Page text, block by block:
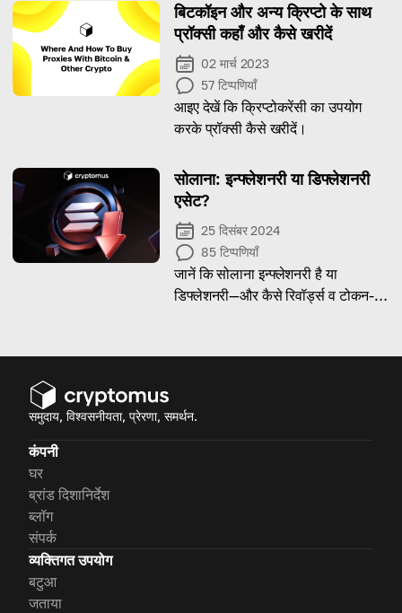
बिटकॉइन और अन्य क्रिप्टो के साथ
प्रॉक्सी कहाँ और कैसे खरीदें
02 मार्च 2023
57 टिप्पणियाँ
आइए देखें कि क्रिप्टोकरेंसी का उपयोग
करके प्रॉक्सी कैसे खरीदें।
सोलाना: इन्फ्लेशनरी या डिफ्लेशनरी
एसेट?
25 दिसंबर 2024
85 टिप्पणियाँ
जानें कि सोलाना इन्फ्लेशनरी है या
डिफ्लेशनरी—और कैसे रिवॉर्ड्स व टोकन-बर्न
समुदाय, विश्वसनीयता, प्रेरणा, समर्थन.
कंपनी
घर
ब्रांड दिशानिर्देश
ब्लॉग
संपर्क
व्यक्तिगत उपयोग
बटुआ
जताया